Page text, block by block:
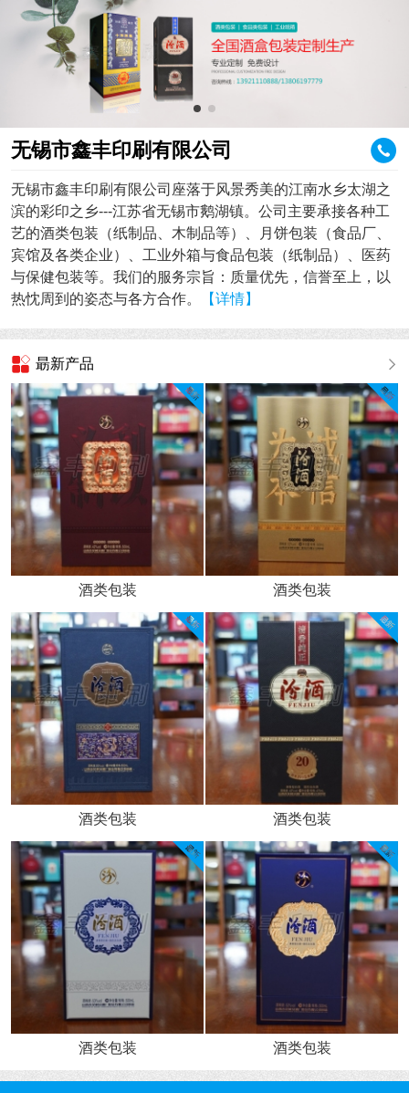
无锡市鑫丰印刷有限公司
无锡市鑫丰印刷有限公司座落于风景秀美的江南水乡太湖之
滨的彩印之乡---江苏省无锡市鹅湖镇。公司主要承接各种工
艺的酒类包装（纸制品、木制品等）、月饼包装（食品厂、
宾馆及各类企业）、工业外箱与食品包装（纸制品）、医药
与保健包装等。我们的服务宗旨：质量优先，信誉至上，以
热忱周到的姿态与各方合作。
【详情】
朂新产品
酒类包装 酒类包装
酒类包装 酒类包装
酒类包装 酒类包装